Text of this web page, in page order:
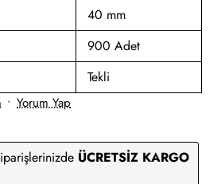
40 mm
900 Adet
Tekli
ÜCRETSİZ KARGO
• Yorum Yap